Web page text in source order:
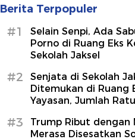
Berita Terpopuler
#1
Selain Senpi, Ada
Porno di Ruang Eks
Sekolah Jaksel
#2
Senjata di Sekolah
Ditemukan di Ruang
Yayasan, Jumlah
#3
Trump Ribut dengan
Merasa Disesatkan